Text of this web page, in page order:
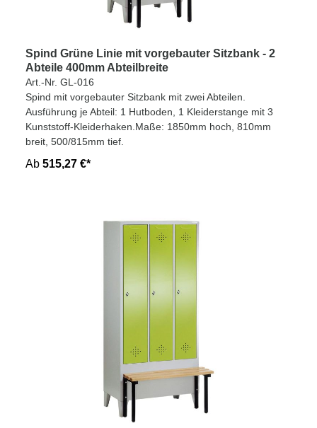
Spind Grüne Linie mit vorgebauter Sitzbank - 2
Abteile 400mm Abteilbreite
Art.-Nr. GL-016
Spind mit vorgebauter Sitzbank mit zwei Abteilen.
Ausführung je Abteil: 1 Hutboden, 1 Kleiderstange mit 3
Kunststoff-Kleiderhaken.Maße: 1850mm hoch, 810mm
breit, 500/815mm tief.
Ab 515,27 €*